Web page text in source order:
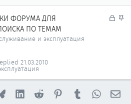
З
З
ФОРУМА ДЛЯ
ПО ТЕМАМ
и эксплуатация
21.03.2010
BlueskyLinkedInReddit PinterestTumblr